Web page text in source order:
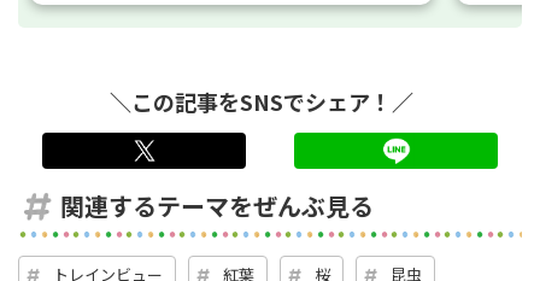
＼この記事をSNSでシェア！／
関連するテーマをぜんぶ見る
トレインビュー 紅葉 桜 昆虫